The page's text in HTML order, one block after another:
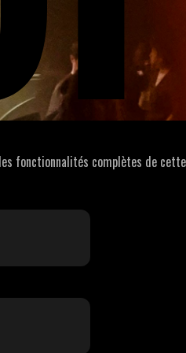
fonctionnalités complètes de